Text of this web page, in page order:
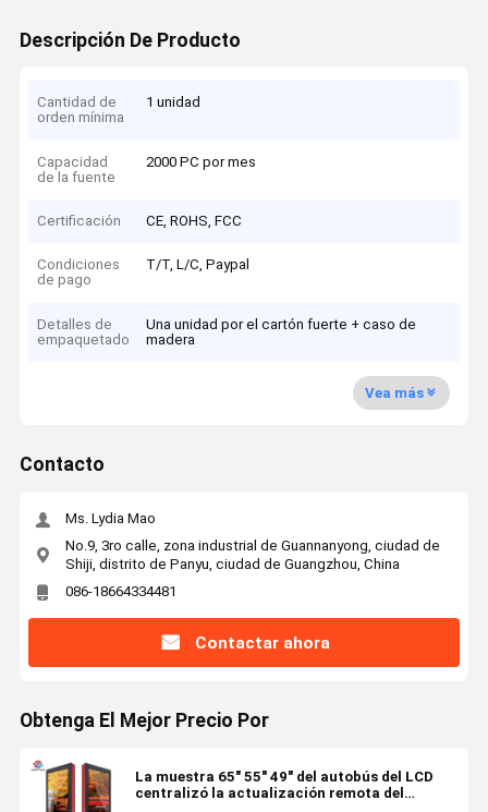
Descripción De Producto
Cantidad de
orden mínima
1 unidad
Capacidad
de la fuente
2000 PC por mes
Certificación CE, ROHS, FCC
Condiciones
de pago
T/T, L/C, Paypal
Detalles de
empaquetado
Una unidad por el cartón fuerte + caso de
madera
Vea más
Contacto
Ms. Lydia Mao
No.9, 3ro calle, zona industrial de Guannanyong, ciudad de
Shiji, distrito de Panyu, ciudad de Guangzhou, China
086-18664334481
Contactar ahora
Obtenga El Mejor Precio Por
La muestra 65" 55" 49" del autobús del LCD
centralizó la actualización remota del